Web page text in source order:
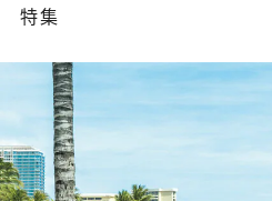
特集